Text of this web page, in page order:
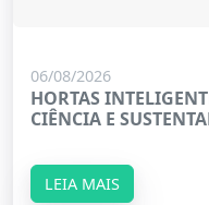
06/08/2026
HORTAS
CIÊNCIA E
LEIA MAIS